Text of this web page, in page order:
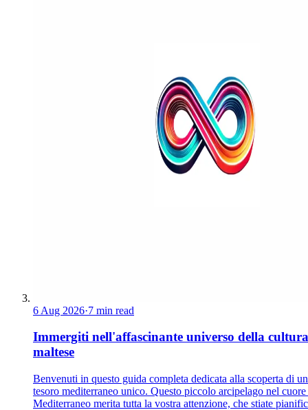
6 Aug 2026·7 min read
Immergiti nell'affascinante universo della cultura
maltese
Benvenuti in questo guida completa dedicata alla scoperta di un
tesoro mediterraneo unico. Questo piccolo arcipelago nel
Mediterraneo merita tutta la vostra attenzione, che stiate